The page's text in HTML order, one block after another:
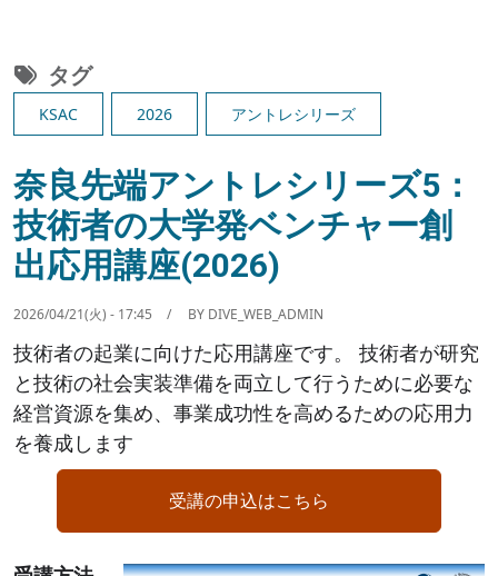
タグ
KSAC 2026 アントレシリーズ
奈良先端アントレシリーズ5：
技術者の大学発ベンチャー創
出応用講座(2026)
2026/04/21(火) - 17:45 BY DIVE_WEB_ADMIN
技術者の起業に向けた応用講座です。 技術者が研究
と技術の社会実装準備を両立して行うために必要な
経営資源を集め、事業成功性を高めるための応用力
を養成します
受講の申込はこちら